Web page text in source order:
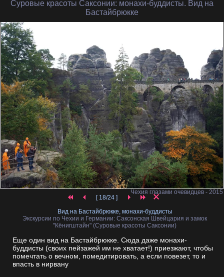
Суровые красоты Саксонии: монахи-буддисты. Вид на
Бастайбрюкке
Чехия глазами очевидцев - 2015
[ 18/24 ]
Вид на Бастайбрюкке, монахи-буддисты
Экскурсии по Чехии и Германии: Саксонская Швейцария и замок
"Кёнигштайн" (Суровые красоты Саксонии)
Еще один вид на Бастайбрюкке. Сюда даже монахи-
буддисты (своих пейзажей им не хватает!) приезжают, чтобы
помечтать о вечном, помедитировать, а если повезет, то и
впасть в нирвану